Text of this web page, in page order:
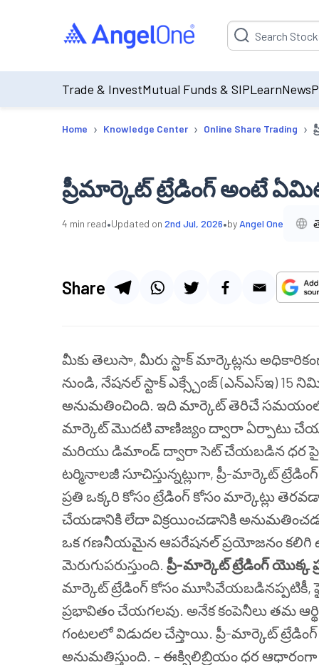
Suggestion will be
Trade & InvestMutual Funds & SIPLearnNews
Home › Knowledge Center › Online Share Trading ›
ప్రీమార్కెట్ ట్రేడింగ్ అంటే
4 min read•Updated on 2nd Jul, 2026•by Angel One
Share
మీకు తెలుసా, మీరు స్టాక్ మార్కెట్లను
నుండి, నేషనల్ స్టాక్ ఎక్స్చేంజ్ (ఎన్ఎస్ఇ)
అనుమతించింది. ఇది మార్కెట్ తెరిచే సమయంలో
మార్కెట్ మొదటి వాణిజ్యం ద్వారా ఏర్పాటు
మరియు డిమాండ్ ద్వారా సెట్ చేయబడిన ధర పై
టర్మినాలజీ సూచిస్తున్నట్లుగా, ప్రీ-మార్కెట్
ప్రతి ఒక్కరి కోసం ట్రేడింగ్ కోసం మార్కెట్లు
చేయడానికి లేదా విక్రయించడానికి అనుమతించడం
ఒక గణనీయమైన ఆపరేషనల్ ప్రయోజనం కలిగి
మెరుగుపరుస్తుంది. ప్రీ-మార్కెట్ ట్రేడింగ్
మార్కెట్ ట్రేడింగ్ కోసం మూసివేయబడినప్పటికీ,
ప్రభావితం చేయగలవు. అనేక కంపెనీలు తమ
గంటలలో విడుదల చేస్తాయి. ప్రీ-మార్కెట్
అనుమతిస్తుంది. – ఈక్విలిబ్రియం ధర ఆధారంగా